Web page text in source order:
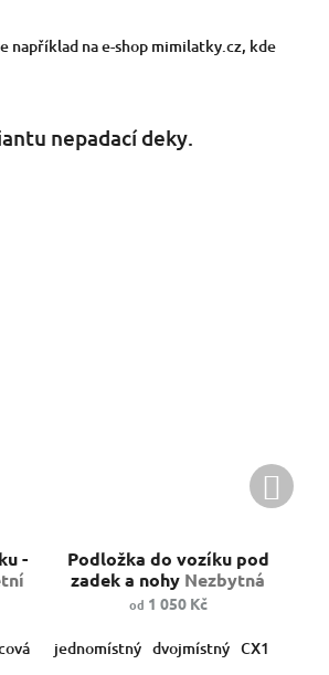
například na e-shop mimilatky.cz, kde
nepadací deky.
-
mint na přání
Podložka do vozíku pod
zadek a nohy Nezbytná
vychytávka pro váš vozík
od 1 050 Kč
jednomístný dvojmístný CX1
Další
produkt